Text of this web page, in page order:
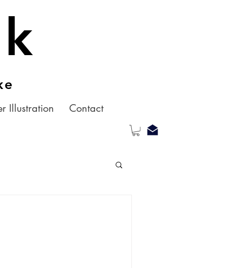
Illustration Contact